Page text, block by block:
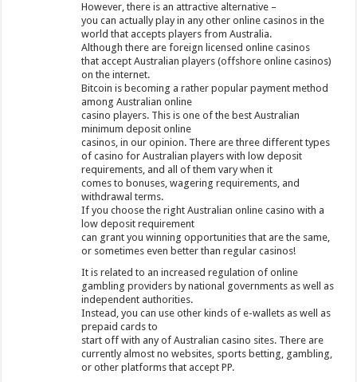
However, there is an attractive alternative –
you can actually play in any other online casinos in the
world that accepts players from Australia.
Although there are foreign licensed online casinos
that accept Australian players (offshore online casinos)
on the internet.
Bitcoin is becoming a rather popular payment method
among Australian online
casino players. This is one of the best Australian
minimum deposit online
casinos, in our opinion. There are three different types
of casino for Australian players with low deposit
requirements, and all of them vary when it
comes to bonuses, wagering requirements, and
withdrawal terms.
If you choose the right Australian online casino with a
low deposit requirement
can grant you winning opportunities that are the same,
or sometimes even better than regular casinos!
It is related to an increased regulation of online
gambling providers by national governments as well as
independent authorities.
Instead, you can use other kinds of e-wallets as well as
prepaid cards to
start off with any of Australian casino sites. There are
currently almost no websites, sports betting, gambling,
or other platforms that accept PP.